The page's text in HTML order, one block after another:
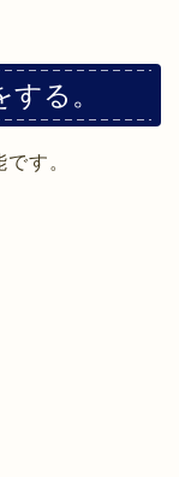
る。
す。